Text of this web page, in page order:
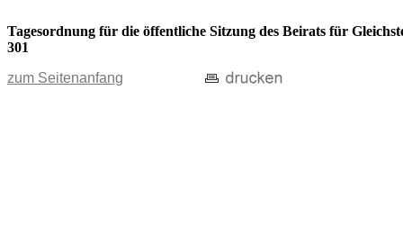
Tagesordnung für die öffentliche Sitzung des Beirats für
301
zum Seitenanfang